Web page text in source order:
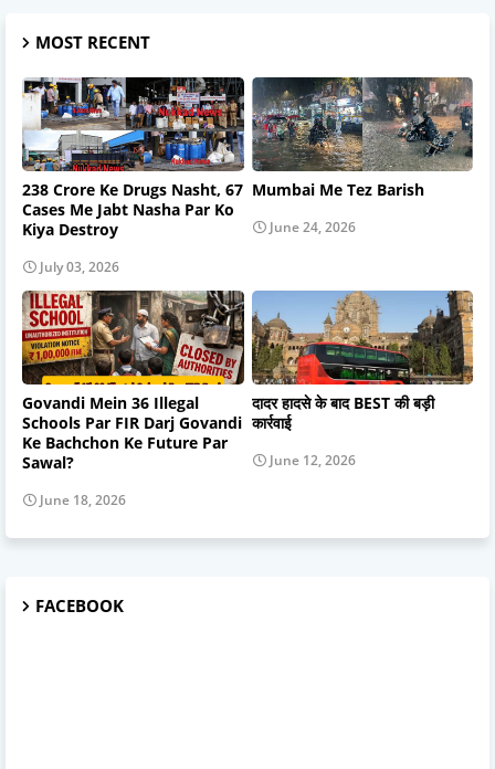
MOST RECENT
238 Crore Ke Drugs Nasht, 67
Cases Me Jabt Nasha Par Ko
Kiya Destroy
July 03, 2026
Mumbai Me Tez Barish
June 24, 2026
Govandi Mein 36 Illegal
Schools Par FIR Darj Govandi
Ke Bachchon Ke Future Par
Sawal?
June 18, 2026
दादर हादसे के बाद BEST की बड़ी
कार्रवाई
June 12, 2026
FACEBOOK